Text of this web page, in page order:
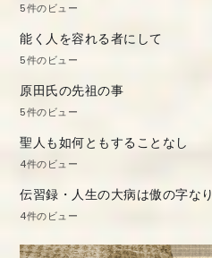
5件のビュー
能く人を容れる者にして
5件のビュー
原田氏の先祖の事
5件のビュー
聖人も如何ともすることなし
4件のビュー
伝習録・人生の大病は傲の字なり
4件のビュー